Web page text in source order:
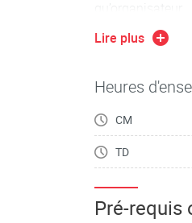
- Savoir
Lire plus
Heures
CM
TD
Pré-requis